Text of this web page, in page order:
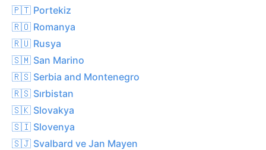
🇵🇹 Portekiz
🇷🇴 Romanya
🇷🇺 Rusya
🇸🇲 San Marino
🇷🇸 Serbia and Montenegro
🇷🇸 Sırbistan
🇸🇰 Slovakya
🇸🇮 Slovenya
🇸🇯 Svalbard ve Jan Mayen